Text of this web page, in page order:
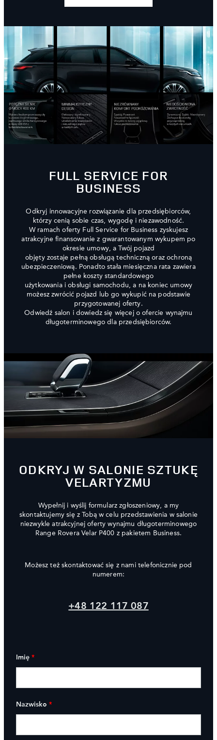
FULL SERVICE FOR
BUSINESS
Odkryj innowacyjne rozwiązanie dla przedsiębiorców,
którzy cenią sobie czas, wygodę i niezawodność.
W ramach oferty Full Service for Business zyskujesz
atrakcyjne finansowanie z gwarantowanym wykupem po
okresie umowy, a Twój pojazd
objęty zostaje pełną obsługą techniczną oraz ochroną
ubezpieczeniową. Ponadto stała miesięczna rata zawiera
pełne koszty standardowego
użytkowania i obsługi samochodu, a na koniec umowy
możesz zwrócić pojazd lub go wykupić na podstawie
przygotowanej oferty.
Odwiedź salon i dowiedz się więcej o ofercie wynajmu
długoterminowego dla przedsiębiorców.
ODKRYJ W SALONIE SZTUKĘ
VELARTYZMU
Wypełnij i wyślij formularz zgłoszeniowy, a my
skontaktujemy się z Tobą w celu przedstawienia w salonie
niezwykle atrakcyjnej oferty wynajmu długoterminowego
Range Rovera Velar P400 z pakietem Business.
Możesz też skontaktować się z nami telefonicznie pod
numerem:
+48 122 117 087
Imię *
Nazwisko *